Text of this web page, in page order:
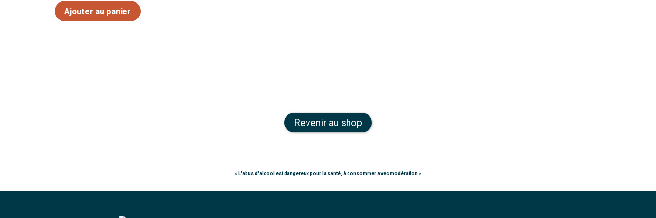
5
Ajouter au panier
Revenir au shop
« L'abus d'alcool est dangereux pour la santé, à consommer avec modération»